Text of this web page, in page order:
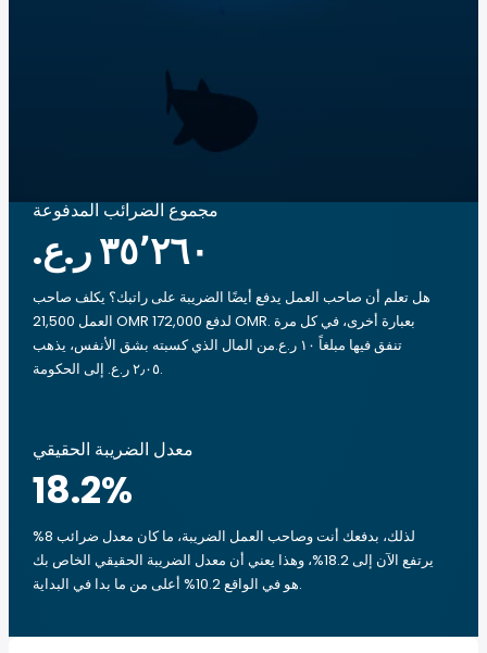
مجموع الضرائب المدفوعة
هل تعلم أن صاحب العمل يدفع أيضًا الضريبة على راتبك؟ يكلف صاحب
العمل 21,500 OMR لدفع 172,000 OMR. بعبارة أخرى، في كل مرة
تنفق فيها مبلغاً ‏١٠ ر.ع.‏من المال الذي كسبته بشق الأنفس، يذهب
‏٢٫٠٥ ر.ع.‏ إلى الحكومة.
معدل الضريبة الحقيقي
18.2%
لذلك، بدفعك أنت وصاحب العمل الضريبة، ما كان معدل ضرائب 8%
يرتفع الآن إلى 18.2%، وهذا يعني أن معدل الضريبة الحقيقي الخاص بك
هو في الواقع 10.2% أعلى من ما بدا في البداية.